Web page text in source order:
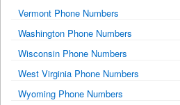
Vermont Phone Numbers
Washington Phone Numbers
Wisconsin Phone Numbers
West Virginia Phone Numbers
Wyoming Phone Numbers